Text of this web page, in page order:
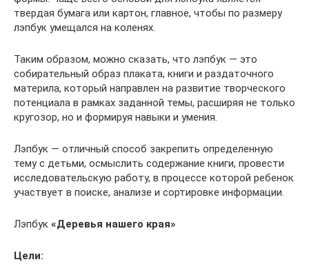
твердая бумага или картон, главное, чтобы по размеру
лэпбук умещался на коленях.
Таким образом, можно сказать, что лэпбук — это
собирательный образ плаката, книги и раздаточного
материла, который направлен на развитие творческого
потенциала в рамках заданной темы, расширяя не только
кругозор, но и формируя навыки и умения.
Лэпбук — отличный способ закрепить определенную
тему с детьми, осмыслить содержание книги, провести
исследовательскую работу, в процессе которой ребенок
участвует в поиске, анализе и сортировке информации.
Лэпбук «Деревья нашего края»
Цели: